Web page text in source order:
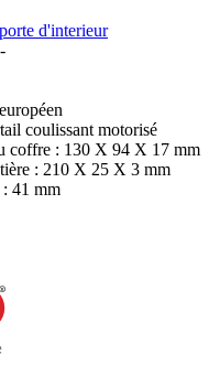
d'interieur
coulissant motorisé
coffre : 130 X 94 X 17 mm
: 210 X 25 X 3 mm
41 mm